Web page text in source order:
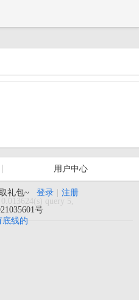
用户中心
礼包~ 登录
注册
query 5,
号
底线的